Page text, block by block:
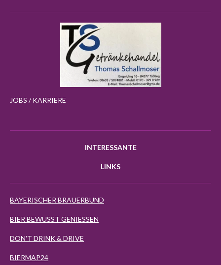
JOBS / KARRIERE
INTERESSANTE
LINKS
BAYERISCHER BRAUERBUND
BIER BEWUSST GENIESSEN
DON'T DRINK & DRIVE
BIERMAP24